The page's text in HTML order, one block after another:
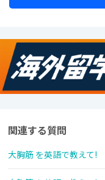
関連する質問
大胸筋 を英語で教えて!